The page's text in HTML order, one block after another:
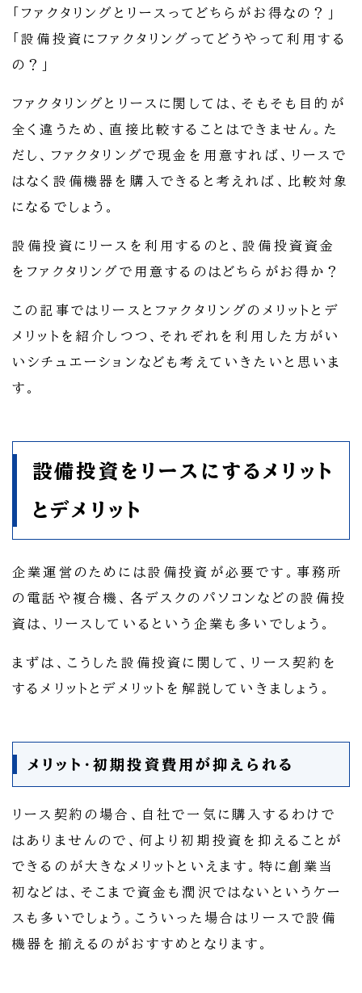
「ファクタリングとリースってどちらがお得なの？」
「設備投資にファクタリングってどうやって利用する
の？」
ファクタリングとリースに関しては、そもそも目的が
全く違うため、直接比較することはできません。た
だし、ファクタリングで現金を用意すれば、リースで
はなく設備機器を購入できると考えれば、比較対象
になるでしょう。
設備投資にリースを利用するのと、設備投資資金
をファクタリングで用意するのはどちらがお得か？
この記事ではリースとファクタリングのメリットとデ
メリットを紹介しつつ、それぞれを利用した方がい
いシチュエーションなども考えていきたいと思いま
す。
設備投資をリースにするメリット
とデメリット
企業運営のためには設備投資が必要です。事務所
の電話や複合機、各デスクのパソコンなどの設備投
資は、リースしているという企業も多いでしょう。
まずは、こうした設備投資に関して、リース契約を
するメリットとデメリットを解説していきましょう。
メリット・初期投資費用が抑えられる
リース契約の場合、自社で一気に購入するわけで
はありませんので、何より初期投資を抑えることが
できるのが大きなメリットといえます。特に創業当
初などは、そこまで資金も潤沢ではないというケー
スも多いでしょう。こういった場合はリースで設備
機器を揃えるのがおすすめとなります。